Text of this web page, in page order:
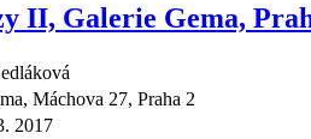
II, Galerie Gema,
Máchova 27, Praha 2
2017